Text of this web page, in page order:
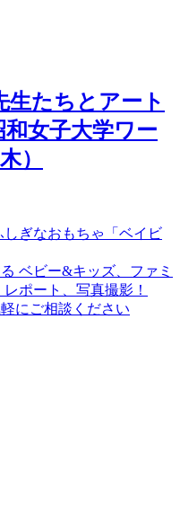
生たちとアート
女子大学ワー
）